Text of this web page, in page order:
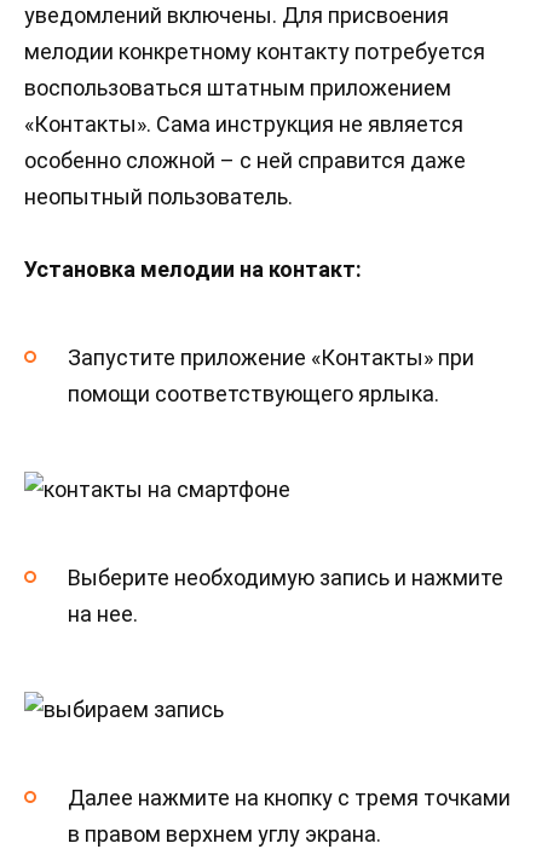
уведомлений включены. Для присвоения
мелодии конкретному контакту потребуется
воспользоваться штатным приложением
«Контакты». Сама инструкция не является
особенно сложной – с ней справится даже
неопытный пользователь.
Установка мелодии на контакт:
Запустите приложение «Контакты» при
помощи соответствующего ярлыка.
Выберите необходимую запись и нажмите
на нее.
Далее нажмите на кнопку с тремя точками
в правом верхнем углу экрана.